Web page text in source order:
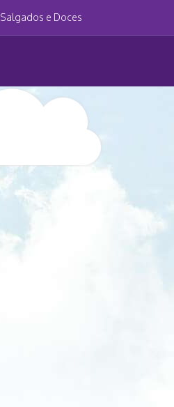
Salgados e Doces